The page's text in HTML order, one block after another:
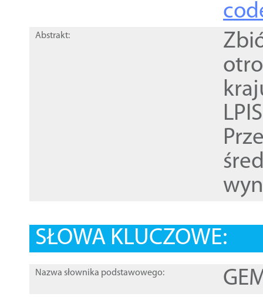
Abstrakt:
SŁOWA KLUCZOWE:
Nazwa słownika podstawowego: